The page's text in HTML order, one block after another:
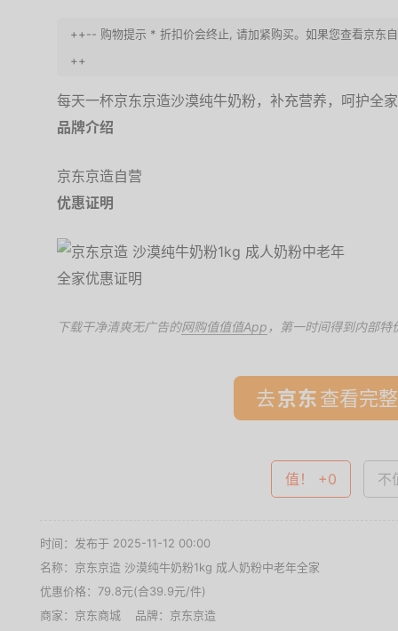
++-- 购物提示 * 折扣价会终止, 请加紧购买。如果您查看京东
++
每天一杯京东京造沙漠纯牛奶粉，补充营养，呵护全
品牌介绍
京东京造自营
优惠证明
下载干净清爽无广告的网购值值值App ，第一时间得到内部特
去 查看完
值！ +0 不
时间：发布于 2025-11-12 00:00
名称： 京东京造 沙漠纯牛奶粉1kg 成人奶粉中老年全家
优惠价格： 79.8元(合39.9元/件)
商家： 京东商城 品牌： 京东京造